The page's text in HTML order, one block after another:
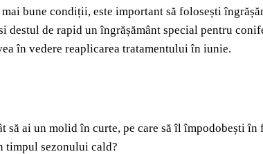
bune condiții, este important să folosești
destul de rapid un îngrășământ special pentru
în vedere reaplicarea tratamentului în iunie.
să ai un molid în curte, pe care să îl împodobești
timpul sezonului cald?